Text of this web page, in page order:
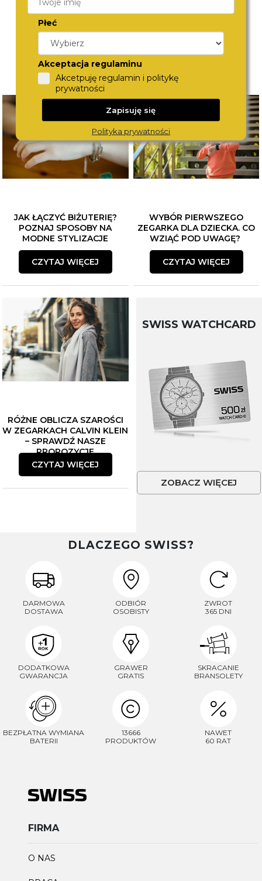
JAK ŁĄCZYĆ BIŻUTERIĘ?
POZNAJ SPOSOBY NA
MODNE STYLIZACJE
CZYTAJ WIĘCEJ
WYBÓR PIERWSZEGO
ZEGARKA DLA DZIECKA. CO
WZIĄĆ POD UWAGĘ?
CZYTAJ WIĘCEJ
RÓŻNE OBLICZA SZAROŚCI
W ZEGARKACH CALVIN KLEIN
– SPRAWDŹ NASZE
PROPOZYCJE
CZYTAJ WIĘCEJ
SWISS WATCHCARD
ZOBACZ WIĘCEJ
DLACZEGO SWISS?
DARMOWA
DOSTAWA
ODBIÓR
OSOBISTY
ZWROT
365 DNI
DODATKOWA
GWARANCJA
GRAWER
GRATIS
SKRACANIE
BRANSOLETY
BEZPŁATNA WYMIANA
BATERII
13666
PRODUKTÓW
NAWET
60 RAT
FIRMA
O NAS
Płeć
Akceptacja regulaminu
Akcetpuję regulamin i politykę
prywatności
Zapisuję się
Polityka prywatności